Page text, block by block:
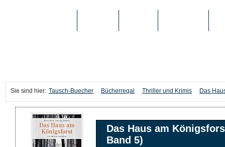
Sie sind hier: Tausch-Buecher Bücherregal Thriller und Krimis Das
Das Haus am
Band 5)